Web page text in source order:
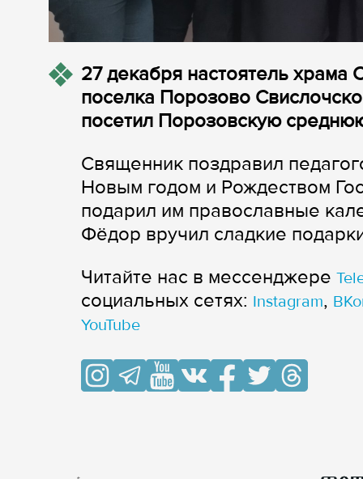
27 декабря настоятель
поселка Порозово
посетил Порозовскую
Священник поздравил
Новым годом и Рождеством
подарил им православные
Фёдор вручил сладкие
Читайте нас в мессенджере
cоциальных сетях: Instagram,
YouTube